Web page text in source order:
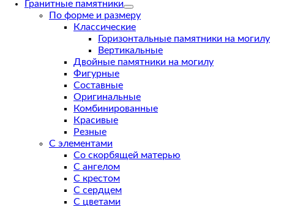
Гранитные памятники
По форме и размеру
Классические
Горизонтальные памятники на могилу
Вертикальные
Двойные памятники на могилу
Фигурные
Составные
Оригинальные
Комбинированные
Красивые
Резные
С элементами
Со скорбящей матерью
С ангелом
С крестом
С сердцем
С цветами